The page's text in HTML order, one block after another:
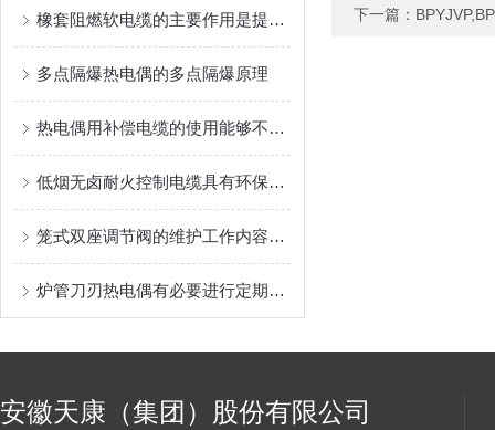
橡套阻燃软电缆的主要作用是提升用电安全
多点隔爆热电偶的多点隔爆原理
热电偶用补偿电缆的使用能够不损失信号质量
低烟无卤耐火控制电缆具有环保、安全和耐火性的优势
笼式双座调节阀的维护工作内容主要是这些
炉管刀刃热电偶有必要进行定期校准
下一篇：
安徽天康（集团）股份有限公司